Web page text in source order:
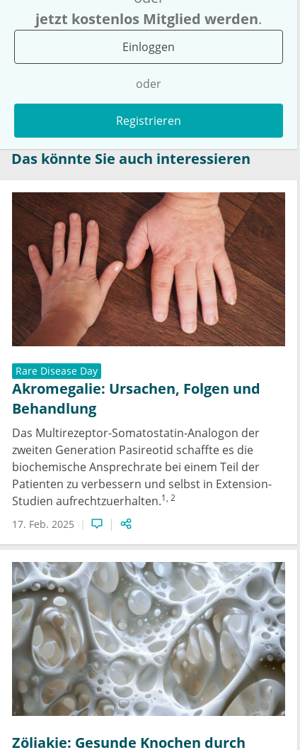
jetzt kostenlos Mitglied werden.
Einloggen
oder
Registrieren
Das könnte Sie auch interessieren
Rare Disease Day
Akromegalie: Ursachen, Folgen und
Behandlung
Das Multirezeptor-Somatostatin-Analogon der
zweiten Generation Pasireotid schaffte es die
biochemische Ansprechrate bei einem Teil der
Patienten zu verbessern und selbst in Extension-
Studien aufrechtzuerhalten.1, 2
17. Feb. 2025
Zöliakie: Gesunde Knochen durch